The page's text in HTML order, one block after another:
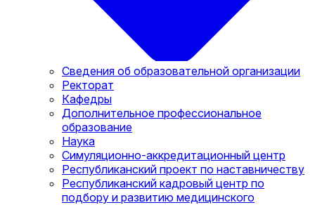
Сведения об образовательной организации
Ректорат
Кафедры
Дополнительное профессиональное
образование
Наука
Симуляционно-аккредитационный центр
Республиканский проект по наставничеству
Республиканский кадровый центр по
подбору и развитию медицинского